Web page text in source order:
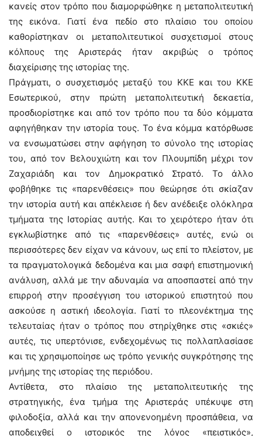
κανείς στον τρόπο που διαμορφώθηκε η μεταπολιτευτική
της εικόνα. Γιατί ένα πεδίο στο πλαίσιο του οποίου
καθορίστηκαν οι μεταπολιτευτικοί συσχετισμοί στους
κόλπους της Αριστεράς ήταν ακριβώς ο τρόπος
διαχείρισης της ιστορίας της.
Πράγματι, ο συσχετισμός μεταξύ του ΚΚΕ και του ΚΚΕ
Εσωτερικού, στην πρώτη μεταπολιτευτική δεκαετία,
προσδιορίστηκε και από τον τρόπο που τα δύο κόμματα
αφηγήθηκαν την ιστορία τους. Το ένα κόμμα κατόρθωσε
να ενσωματώσει στην αφήγηση το σύνολο της ιστορίας
του, από τον Βελουχιώτη και τον Πλουμπίδη μέχρι τον
Ζαχαριάδη και τον Δημοκρατικό Στρατό. Το άλλο
φοβήθηκε τις «παρενθέσεις» που θεώρησε ότι σκίαζαν
την ιστορία αυτή και απέκλεισε ή δεν ανέδειξε ολόκληρα
τμήματα της Ιστορίας αυτής. Και το χειρότερο ήταν ότι
εγκλωβίστηκε από τις «παρενθέσεις» αυτές, ενώ οι
περισσότερες δεν είχαν να κάνουν, ως επί το πλείστον, με
τα πραγματολογικά δεδομένα και μια σαφή επιστημονική
ανάλυση, αλλά με την αδυναμία να αποσπαστεί από την
επιρροή στην προσέγγιση του ιστορικού επιστητού που
ασκούσε η αστική ιδεολογία. Γιατί το πλεονέκτημα της
τελευταίας ήταν ο τρόπος που στηρίχθηκε στις «σκιές»
αυτές, τις υπερτόνισε, ενδεχομένως τις πολλαπλασίασε
και τις χρησιμοποίησε ως τρόπο γενικής συγκρότησης της
μνήμης της ιστορίας της περιόδου.
Αντίθετα, στο πλαίσιο της μεταπολιτευτικής της
στρατηγικής, ένα τμήμα της Αριστεράς υπέκυψε στη
φιλοδοξία, αλλά και την απονενοημένη προσπάθεια, να
αποδειχθεί ο ιστορικός της λόγος «πειστικός»,